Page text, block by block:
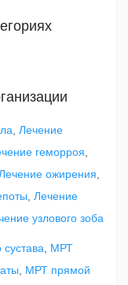
Лечение
геморроя
ожирения
Лечение
узлового зоба
МРТ
МРТ прямой